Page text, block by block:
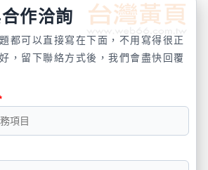
作洽詢
都可以直接寫在下面，不用寫得很正
，留下聯絡方式後，我們會盡快回覆